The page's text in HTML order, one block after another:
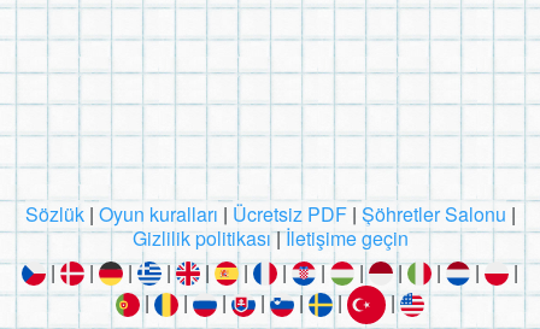
Sözlük| Oyun kuralları | Ücretsiz PDF| Şöhretler Salonu |
Gizlilik politikası|İletişime geçin
|
| | | | | | | | | | |
|
|
| | | | | |